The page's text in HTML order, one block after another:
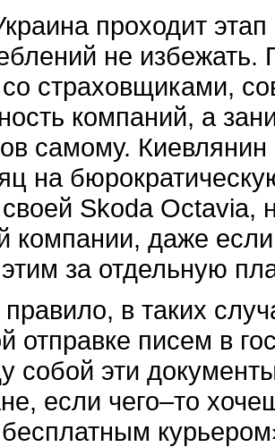
проходит
не
страховщиками,
компаний, а
самому.
на
Skoda Octavia,
компании, даже
за отдельную
в таких
отправке писем в
собой эти
если чего–то
бесплатным